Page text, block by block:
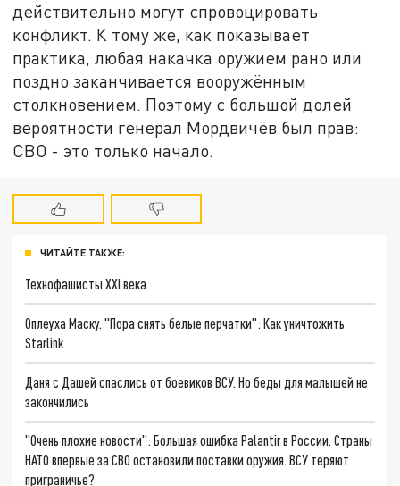
действительно могут спровоцировать
конфликт. К тому же, как показывает
практика, любая накачка оружием рано или
поздно заканчивается вооружённым
столкновением. Поэтому с большой долей
вероятности генерал Мордвичёв был прав:
СВО - это только начало.
ЧИТАЙТЕ ТАКЖЕ:
Технофашисты XXI века
Оплеуха Маску. "Пора снять белые перчатки": Как уничтожить
Starlink
Даня с Дашей спаслись от боевиков ВСУ. Но беды для малышей не
закончились
"Очень плохие новости": Большая ошибка Palantir в России. Страны
НАТО впервые за СВО остановили поставки оружия. ВСУ теряют
приграничье?